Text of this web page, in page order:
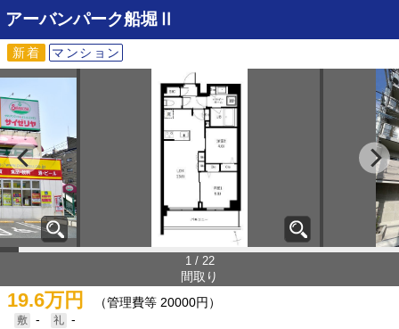
アーバンパーク船堀Ⅱ
新着 マンション
1 / 22
間取り
19.6万円 （管理費等 20000円）
-
-